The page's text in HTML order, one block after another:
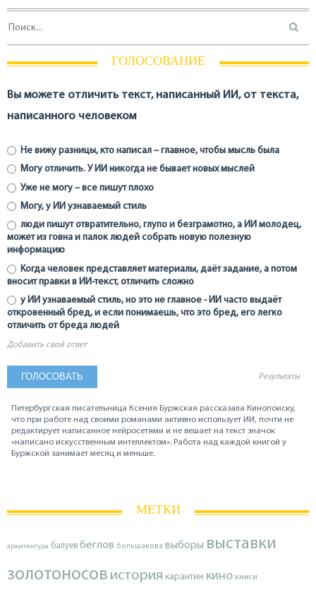
ГОЛОСОВАНИЕ
Вы можете отличить текст, написанный ИИ, от текста,
написанного человеком
Не вижу разницы, кто написал – главное, чтобы мысль была
Могу отличить. У ИИ никогда не бывает новых мыслей
Уже не могу – все пишут плохо
Могу, у ИИ узнаваемый стиль
люди пишут отвратительно, глупо и безграмотно, а ИИ молодец,
может из говна и палок людей собрать новую полезную
информацию
Когда человек представляет материалы, даёт задание, а потом
вносит правки в ИИ-текст, отличить сложно
у ИИ узнаваемый стиль, но это не главное - ИИ часто выдаёт
откровенный бред, и если понимаешь, что это бред, его легко
отличить от бреда людей
Добавить свой ответ
Результаты
Петербургская писательница Ксения Буржская рассказала Кинопоиску,
что при работе над своими романами активно использует ИИ, почти не
редактирует написанное нейросетями и не вешает на текст значок
«написано искусственным интеллектом». Работа над каждой книгой у
Буржской занимает месяц и меньше.
МЕТКИ
архитектура балуев беглов большакова выборы выставки
золотоносов история карантин кино книги